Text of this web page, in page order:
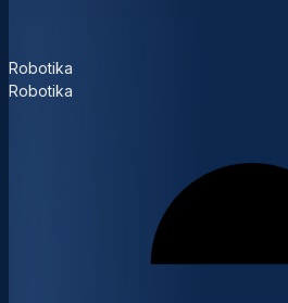
Robotika
Robotika